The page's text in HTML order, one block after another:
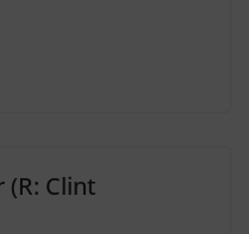
(R: Clint